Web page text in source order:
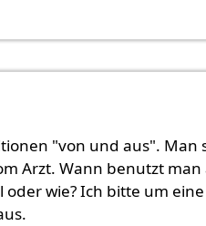
"von und aus". Man
Arzt. Wann benutzt man
wie? Ich bitte um eine